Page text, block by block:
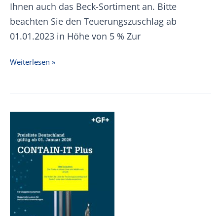
Ihnen auch das Beck-Sortiment an. Bitte
beachten Sie den Teuerungszuschlag ab
01.01.2023 in Höhe von 5 % Zur
Rosinsky
Preisliste15.02.2022
Weiterlesen »